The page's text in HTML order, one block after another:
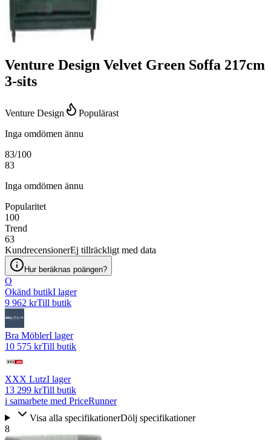
Venture Design Velvet Green Soffa 217cm
3-sits
Venture Design
Populärast
Inga omdömen ännu
83/100
83
Inga omdömen ännu
Popularitet
100
Trend
63
KundrecensionerEj tillräckligt med data
Hur beräknas poängen?
O
Okänd butikI lager
9 962 krTill butik
Bra MöblerI lager
10 575 krTill butik
XXX LutzI lager
13 299 krTill butik
i samarbete med PriceRunner
Visa alla specifikationerDölj specifikationer
8